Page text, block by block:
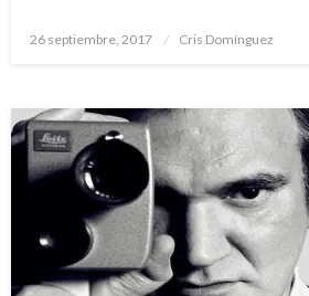
Publicado
26 septiembre, 2017 Cris Domínguez